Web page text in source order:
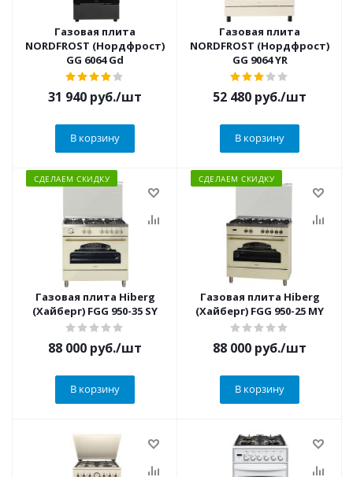
Газовая плита
NORDFROST (Нордфрост)
GG 6064 Gd
31 940 руб./шт
В корзину
Газовая плита
NORDFROST (Нордфрост)
GG 9064 YR
52 480 руб./шт
В корзину
СДЕЛАЕМ СКИДКУ
Газовая плита Hiberg
(Хайберг) FGG 950-35 SY
88 000 руб./шт
В корзину
СДЕЛАЕМ СКИДКУ
Газовая плита Hiberg
(Хайберг) FGG 950-25 MY
88 000 руб./шт
В корзину